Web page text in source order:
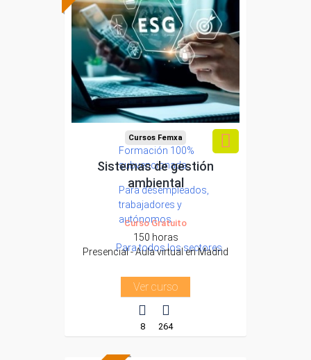
Formación 100%
subvencionada.
Para desempleados,
trabajadores y
autónomos.
Para todos los sectores.
Cursos Femxa
Sistemas de gestión
ambiental
Curso Gratuito
150 horas
Presencial - Aula virtual en Madrid
Ver curso
8 264